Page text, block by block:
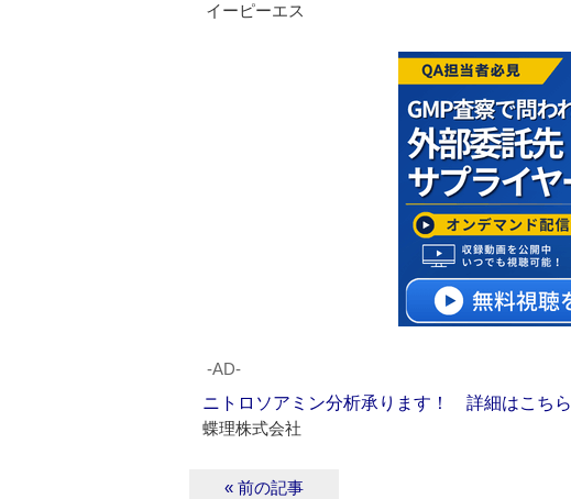
イーピーエス
‐AD‐
ニトロソアミン分析承ります！ 詳細はこちら
蝶理株式会社
« 前の記事